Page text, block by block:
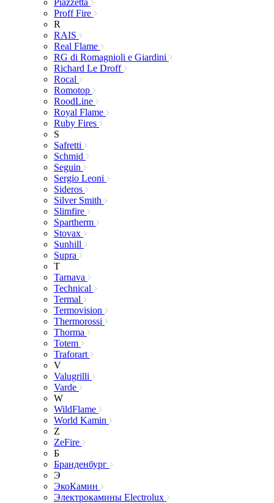
Proff Fire
R
RAIS
Real Flame
RG di Romagnioli e Giardini
Richard Le Droff
Rocal
Romotop
RoodLine
Royal Flame
Ruby Fires
S
Safretti
Schmid
Seguin
Sergio Leoni
Sideros
Silver Smith
Slimfire
Spartherm
Stovax
Sunhill
Supra
T
Tarnava
Technical
Termal
Termovision
Thermorossi
Thorma
Totem
Traforart
V
Valugrilli
Varde
W
WildFlame
World Kamin
Z
ZeFire
Б
Бранденбург
Э
ЭкоКамин
Электрокамины Electrolux